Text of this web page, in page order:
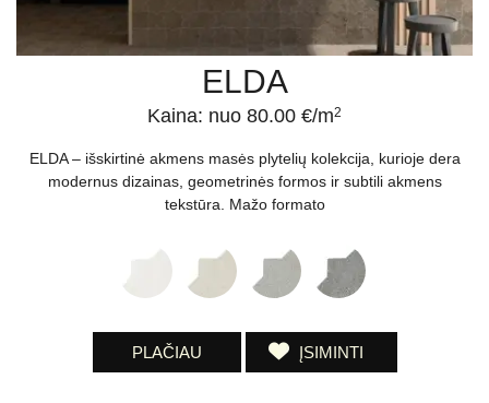
ELDA
Kaina: nuo 80.00 €/m2
ELDA – išskirtinė akmens masės plytelių kolekcija, kurioje dera
modernus dizainas, geometrinės formos ir subtili akmens
tekstūra. Mažo formato
PLAČIAU ĮSIMINTI